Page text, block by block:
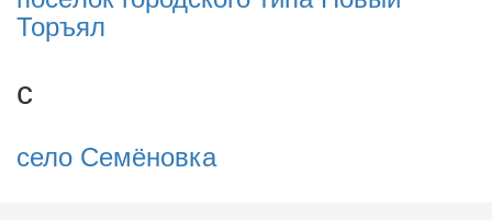
Торъял
с
село Семёновка